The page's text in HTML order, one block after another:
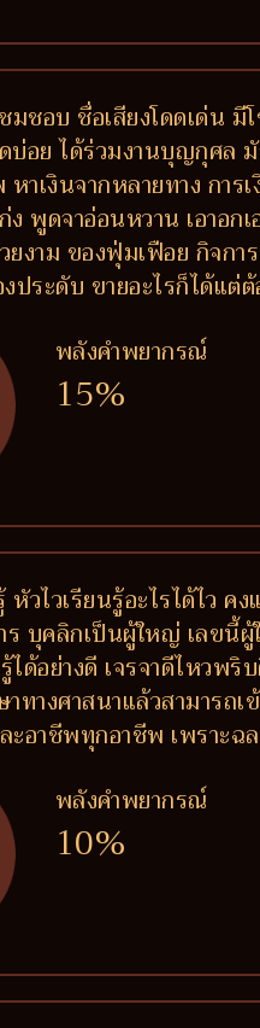
ชอบ ชื่อเสียงโดดเด่น
บ่อย ได้ร่วมงานบุญกุศล
หาเงินจากหลายทาง ก
พูดจาอ่อนหวาน เอาอก
ยงาม ของฟุ่มเฟือย กิจก
งประดับ ขายอะไรก็ได้แต่
พลังคำพยากรณ์
15%
วไวเรียนรู้อะไรได้ไว
บุคลิกเป็นผู้ใหญ่ เลขนี้
ได้อย่างดี เจรจาดีไหว
ทางศาสนาแล้วสามารถ
ะอาชีพทุกอาชีพ เพราะ
พลังคำพยากรณ์
10%